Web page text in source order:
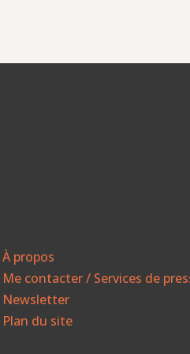
À propos
Me contacter / Services de
Newsletter
Plan du site